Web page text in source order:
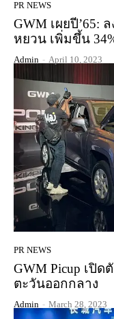
PR NEWS
GWM เผยปี’65:
หยวน เพิ่มขึ้น
Admin - April 10, 2023
PR NEWS
GWM Picup เปิด
ตะวันออกกลาง
Admin - March 28, 2023